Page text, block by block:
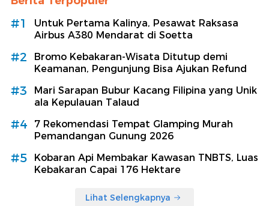
#1
Untuk Pertama Kalinya, Pesawat Raksasa
Airbus A380 Mendarat di Soetta
#2
Bromo Kebakaran-Wisata Ditutup demi
Keamanan, Pengunjung Bisa Ajukan Refund
#3
Mari Sarapan Bubur Kacang Filipina yang Unik
ala Kepulauan Talaud
#4
7 Rekomendasi Tempat Glamping Murah
Pemandangan Gunung 2026
#5
Kobaran Api Membakar Kawasan TNBTS, Luas
Kebakaran Capai 176 Hektare
Lihat Selengkapnya